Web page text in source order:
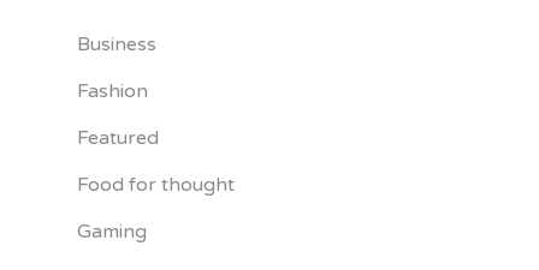
Business
Fashion
Featured
Food for thought
Gaming